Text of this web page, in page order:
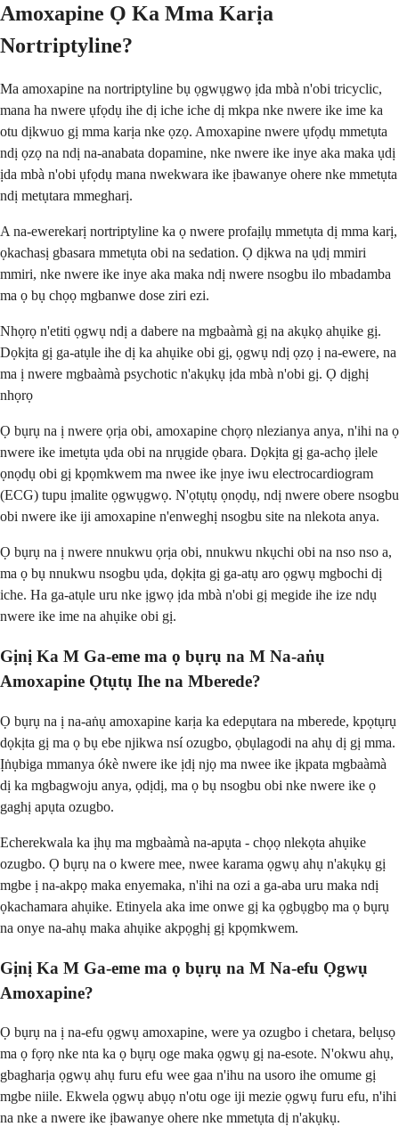
Amoxapine Ọ Ka Mma Karịa
Nortriptyline?
Ma amoxapine na nortriptyline bụ ọgwụgwọ ịda mbà n'obi tricyclic,
mana ha nwere ụfọdụ ihe dị iche iche dị mkpa nke nwere ike ime ka
otu dịkwuo gị mma karịa nke ọzọ. Amoxapine nwere ụfọdụ mmetụta
ndị ọzọ na ndị na-anabata dopamine, nke nwere ike inye aka maka ụdị
ịda mbà n'obi ụfọdụ mana nwekwara ike ịbawanye ohere nke mmetụta
ndị metụtara mmegharị.
A na-ewerekarị nortriptyline ka ọ nwere profaịlụ mmetụta dị mma karị,
ọkachasị gbasara mmetụta obi na sedation. Ọ dịkwa na ụdị mmiri
mmiri, nke nwere ike inye aka maka ndị nwere nsogbu ilo mbadamba
ma ọ bụ chọọ mgbanwe dose ziri ezi.
Nhọrọ n'etiti ọgwụ ndị a dabere na mgbaàmà gị na akụkọ ahụike gị.
Dọkịta gị ga-atụle ihe dị ka ahụike obi gị, ọgwụ ndị ọzọ ị na-ewere, na
ma ị nwere mgbaàmà psychotic n'akụkụ ịda mbà n'obi gị. Ọ dịghị
nhọrọ
Ọ bụrụ na ị nwere ọrịa obi, amoxapine chọrọ nlezianya anya, n'ihi na ọ
nwere ike imetụta ụda obi na nrụgide ọbara. Dọkịta gị ga-achọ ịlele
ọnọdụ obi gị kpọmkwem ma nwee ike ịnye iwu electrocardiogram
(ECG) tupu ịmalite ọgwụgwọ. N'ọtụtụ ọnọdụ, ndị nwere obere nsogbu
obi nwere ike iji amoxapine n'enweghị nsogbu site na nlekota anya.
Ọ bụrụ na ị nwere nnukwu ọrịa obi, nnukwu nkụchi obi na nso nso a,
ma ọ bụ nnukwu nsogbu ụda, dọkịta gị ga-atụ aro ọgwụ mgbochi dị
iche. Ha ga-atụle uru nke ịgwọ ịda mbà n'obi gị megide ihe ize ndụ
nwere ike ime na ahụike obi gị.
Gịnị Ka M Ga-eme ma ọ bụrụ na M Na-aṅụ
Amoxapine Ọtụtụ Ihe na Mberede?
Ọ bụrụ na ị na-aṅụ amoxapine karịa ka edepụtara na mberede, kpọtụrụ
dọkịta gị ma ọ bụ ebe njikwa nsí ozugbo, ọbụlagodi na ahụ dị gị mma.
Ịṅụbiga mmanya ókè nwere ike ịdị njọ ma nwee ike ịkpata mgbaàmà
dị ka mgbagwoju anya, ọdịdị, ma ọ bụ nsogbu obi nke nwere ike ọ
gaghị apụta ozugbo.
Echerekwala ka ịhụ ma mgbaàmà na-apụta - chọọ nlekọta ahụike
ozugbo. Ọ bụrụ na o kwere mee, nwee karama ọgwụ ahụ n'akụkụ gị
mgbe ị na-akpọ maka enyemaka, n'ihi na ozi a ga-aba uru maka ndị
ọkachamara ahụike. Etinyela aka ime onwe gị ka ọgbụgbọ ma ọ bụrụ
na onye na-ahụ maka ahụike akpọghị gị kpọmkwem.
Gịnị Ka M Ga-eme ma ọ bụrụ na M Na-efu Ọgwụ
Amoxapine?
Ọ bụrụ na ị na-efu ọgwụ amoxapine, were ya ozugbo i chetara, belụsọ
ma ọ fọrọ nke nta ka ọ bụrụ oge maka ọgwụ gị na-esote. N'okwu ahụ,
gbagharịa ọgwụ ahụ furu efu wee gaa n'ihu na usoro ihe omume gị
mgbe niile. Ekwela ọgwụ abụọ n'otu oge iji mezie ọgwụ furu efu, n'ihi
na nke a nwere ike ịbawanye ohere nke mmetụta dị n'akụkụ.